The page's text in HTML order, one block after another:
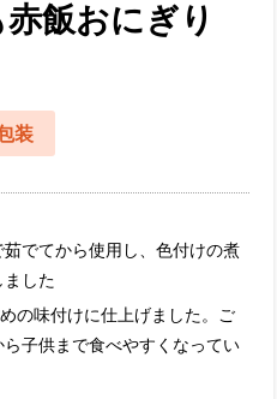
飯おにぎり
装
でてから使用し、色付けの煮
した
の味付けに仕上げました。ご
子供まで食べやすくなってい